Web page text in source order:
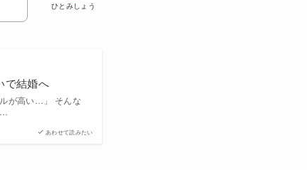
ひとみしょう
あわせて読みたい
で結婚へ
が高い…」 そんな